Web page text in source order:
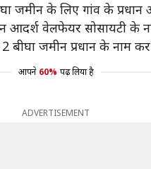
जमीन के लिए गांव के प्रधान
वेलफेयर सोसायटी के
जमीन प्रधान के नाम कर
आपने 60% पढ़ लिया है
ADVERTISEMENT